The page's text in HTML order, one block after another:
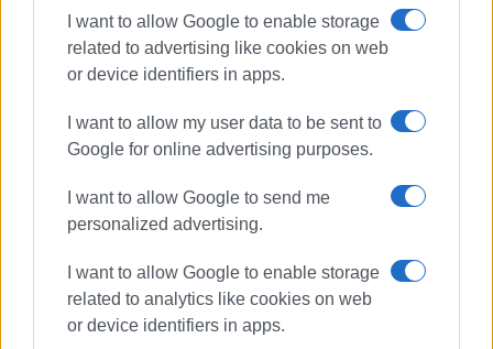
I want to allow Google to enable storage
related to advertising like cookies on web
or device identifiers in apps.
I want to allow my user data to be sent to
Google for online advertising purposes.
I want to allow Google to send me
personalized advertising.
I want to allow Google to enable storage
related to analytics like cookies on web
or device identifiers in apps.
των σχέσεων στην ζωή. Λίγοι μπορούν να τον
χορέψουν. Δεν αρκούν τα μαθήματα του χορού στην
σχολή. Δεν αρκεί η μαθηματική αρμονική κίνηση των
διαίσθηση.
το διαισθανθεί ο άλλος και να ανταποκριθεί ανάλογα.
Αλλιώς θα ποδοπατηθούν.
Καθώς φαίνεται μέσα στο σκοτάδι, η μαγεμένη (και
ερωτευμένη) πυγολαμπίδα, το ξέρει.
Γι’ αυτό λάμπει περισσότερο από όλες.